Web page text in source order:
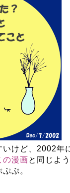
いけど、2002年
の漫画と同じよ
ぷ。